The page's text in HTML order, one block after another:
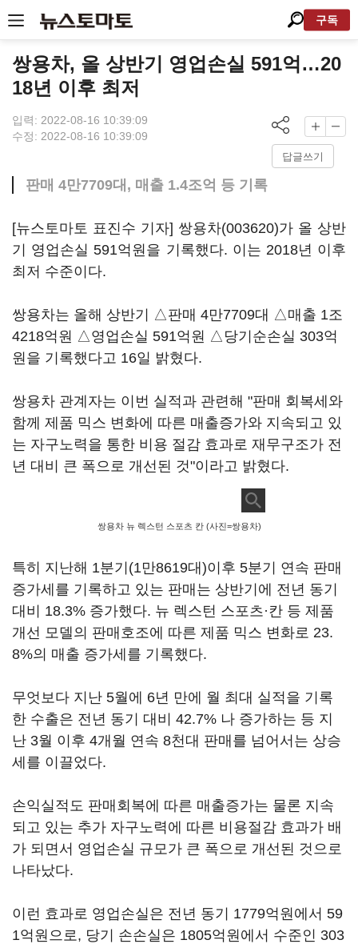
구독
쌍용차, 올 상반기 영업손실 591억…20
18년 이후 최저
입력: 2022-08-16 10:39:09
수정: 2022-08-16 10:39:09
답글쓰기
판매 4만7709대, 매출 1.4조억 등 기록
[뉴스토마토 표진수 기자] 쌍용차(003620)가 올 상반
기 영업손실 591억원을 기록했다. 이는 2018년 이후
최저 수준이다.
쌍용차는 올해 상반기 △판매 4만7709대 △매출 1조
4218억원 △영업손실 591억원 △당기순손실 303억
원을 기록했다고 16일 밝혔다.
쌍용차 관계자는 이번 실적과 관련해 "판매 회복세와
함께 제품 믹스 변화에 따른 매출증가와 지속되고 있
는 자구노력을 통한 비용 절감 효과로 재무구조가 전
년 대비 큰 폭으로 개선된 것"이라고 밝혔다.
쌍용차 뉴 렉스턴 스포츠 칸 (사진=쌍용차)
특히 지난해 1분기(1만8619대)이후 5분기 연속 판매
증가세를 기록하고 있는 판매는 상반기에 전년 동기
대비 18.3% 증가했다. 뉴 렉스턴 스포츠·칸 등 제품
개선 모델의 판매호조에 따른 제품 믹스 변화로 23.
8%의 매출 증가세를 기록했다.
무엇보다 지난 5월에 6년 만에 월 최대 실적을 기록
한 수출은 전년 동기 대비 42.7% 나 증가하는 등 지
난 3월 이후 4개월 연속 8천대 판매를 넘어서는 상승
세를 이끌었다.
손익실적도 판매회복에 따른 매출증가는 물론 지속
되고 있는 추가 자구노력에 따른 비용절감 효과가 배
가 되면서 영업손실 규모가 큰 폭으로 개선된 것으로
나타났다.
이런 효과로 영업손실은 전년 동기 1779억원에서 59
1억원으로, 당기 손손실은 1805억원에서 수준인 303